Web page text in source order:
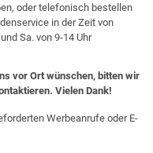
oder telefonisch bestellen
in der Zeit von
Sa. von 9-14 Uhr
vor Ort wünschen, bitten wir
Vielen Dank!
Werbeanrufe oder E-